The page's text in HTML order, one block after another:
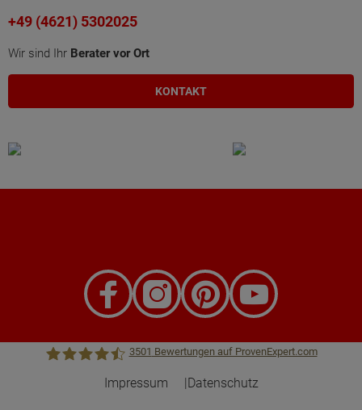
+49 (4621) 5302025
Wir sind Ihr Berater vor Ort
KONTAKT
3501 Bewertungen auf ProvenExpert.com
Impressum Datenschutz